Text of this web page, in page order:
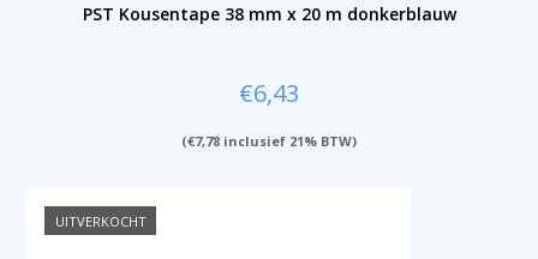
PST Kousentape 38 mm x 20 m donkerblauw
€6,43
(€7,78 inclusief 21% BTW)
UITVERKOCHT